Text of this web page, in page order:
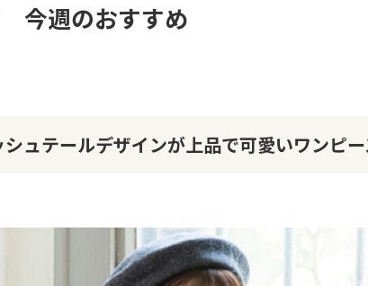
今週のおすすめ
シュテールデザインが上品で可愛いワンピ